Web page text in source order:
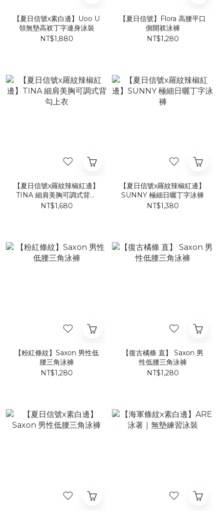
【夏日信號x素白邊】Uoo U
領無墊高衩丁字連身泳裝
NT$1,880
【夏日信號】Flora 高腰平口
側開衩泳褲
NT$1,280
【夏日信號x羅紋辣椒紅邊】
TINA 細肩美胸可調式背勾
上衣
NT$1,680
【夏日信號x羅紋辣椒紅邊】
SUNNY 極細日曬丁字泳褲
NT$1,380
【粉紅條紋】Saxon 男性低
腰三角泳褲
NT$1,280
【復古橘條 直】 Saxon 男
性低腰三角泳褲
NT$1,280